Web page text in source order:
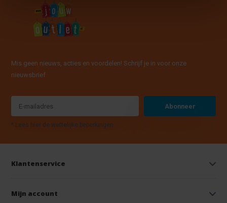
Mis geen nieuws, acties en voordelen! Schrijf je in voor onze
nieuwsbrief
Abonneer
* Lees hier de wettelijke beperkingen
Klantenservice
Mijn account